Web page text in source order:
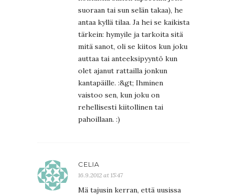
suoraan tai sun selän takaa), he
antaa kyllä tilaa. Ja hei se kaikista
tärkein: hymyile ja tarkoita sitä
mitä sanot, oli se kiitos kun joku
auttaa tai anteeksipyyntö kun
olet ajanut rattailla jonkun
kantapäille. :&gt; Ihminen
vaistoo sen, kun joku on
rehellisesti kiitollinen tai
pahoillaan. :)
CELIA
16.9.2012 at 15:47
Mä tajusin kerran, että uusissa